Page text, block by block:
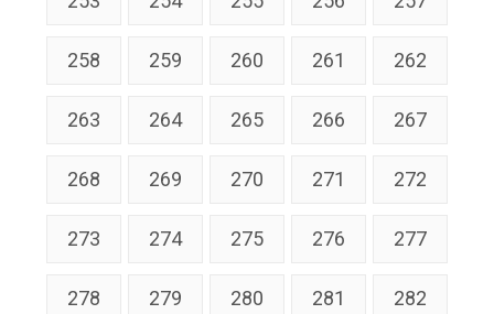
258 259 260 261 262
263 264 265 266 267
268 269 270 271 272
273 274 275 276 277
278 279 280 281 282